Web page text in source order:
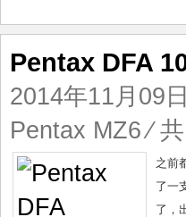
Pentax DFA
2014年11月09日
Pentax MZ6⁄
之前
了一
了，